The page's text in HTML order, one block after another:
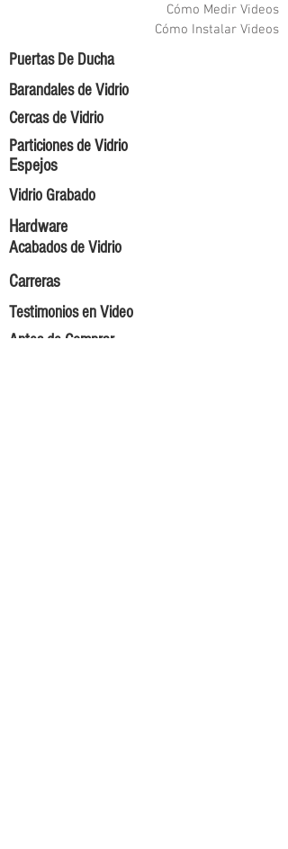
Cómo Medir Videos
Cómo Instalar Videos
Puertas De Ducha
Barandales de Vidrio
Cercas de Vidrio
Particiones de Vidrio
Espejos
Vidrio Grabado
Hardware
Acabados de Vidrio
Carreras
Testimonios en Video
Antes de Comprar